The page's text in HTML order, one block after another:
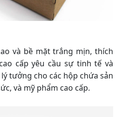
và bề mặt trắng mịn, thích
cấp yêu cầu sự tinh tế và
tưởng cho các hộp chứa sản
và mỹ phẩm cao cấp.